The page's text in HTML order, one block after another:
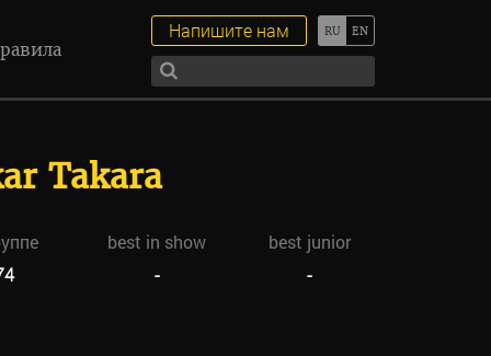
Напишите нам
Takara
best in show
best junior
- -